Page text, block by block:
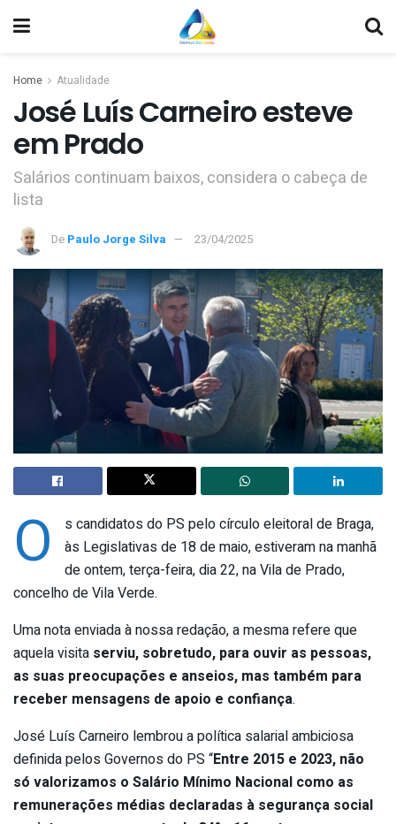
Home Atualidade
José Luís Carneiro esteve
em Prado
Salários continuam baixos, considera o cabeça de
lista
De Paulo Jorge Silva 23/04/2025
O
s candidatos do PS pelo círculo eleitoral de Braga,
às Legislativas de 18 de maio, estiveram na manhã
de ontem, terça-feira, dia 22, na Vila de Prado,
concelho de Vila Verde.
Uma nota enviada à nossa redação, a mesma refere que
aquela visita serviu, sobretudo, para ouvir as pessoas,
as suas preocupações e anseios, mas também para
receber mensagens de apoio e confiança.
José Luís Carneiro lembrou a política salarial ambiciosa
definida pelos Governos do PS “Entre 2015 e 2023, não
só valorizamos o Salário Mínimo Nacional como as
remunerações médias declaradas à segurança social